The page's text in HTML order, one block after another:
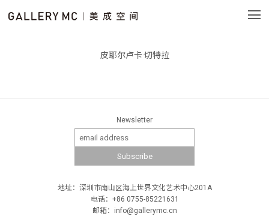
皮耶尔卢卡·切特拉
Newsletter
地址：深圳市南山区海上世界文化艺术中心201A
电话：+86 0755-85221631
邮箱：info@gallerymc.cn